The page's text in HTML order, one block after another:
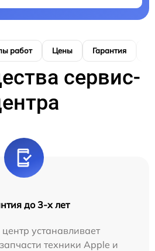
работ Цены Гарантия
сервис-
до 3-х лет
устанавливает
техники Apple и